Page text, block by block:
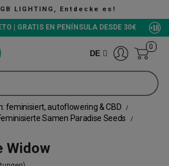
Entdecke es!
| GRATIS EN PENÍNSULA DESDE 30€
DE
0
feminisiert, autoflowering & CBD
Samen Paradise Seeds
Widow